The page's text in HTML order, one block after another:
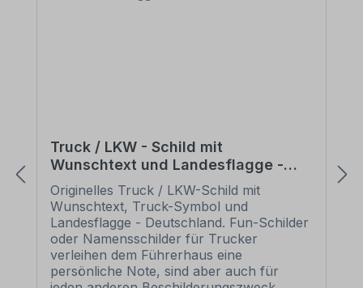
Truck / LKW - Schild mit
Wunschtext und Landesflagge -
Deutschland
Originelles Truck / LKW-Schild mit
Wunschtext, Truck-Symbol und
Landesflagge - Deutschland. Fun-Schilder
oder Namensschilder für Trucker
verleihen dem Führerhaus eine
persönliche Note, sind aber auch für